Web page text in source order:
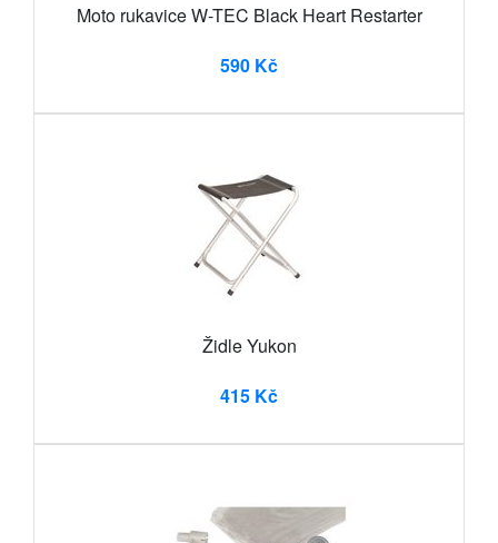
Moto rukavice W-TEC Black Heart Restarter
590 Kč
Židle Yukon
415 Kč